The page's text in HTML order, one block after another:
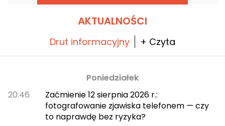
AKTUALNOŚCI
Drut informacyjny + Czyta
Poniedziałek
20:46
Zaćmienie 12 sierpnia 2026 r.:
fotografowanie zjawiska telefonem — czy
to naprawdę bez ryzyka?